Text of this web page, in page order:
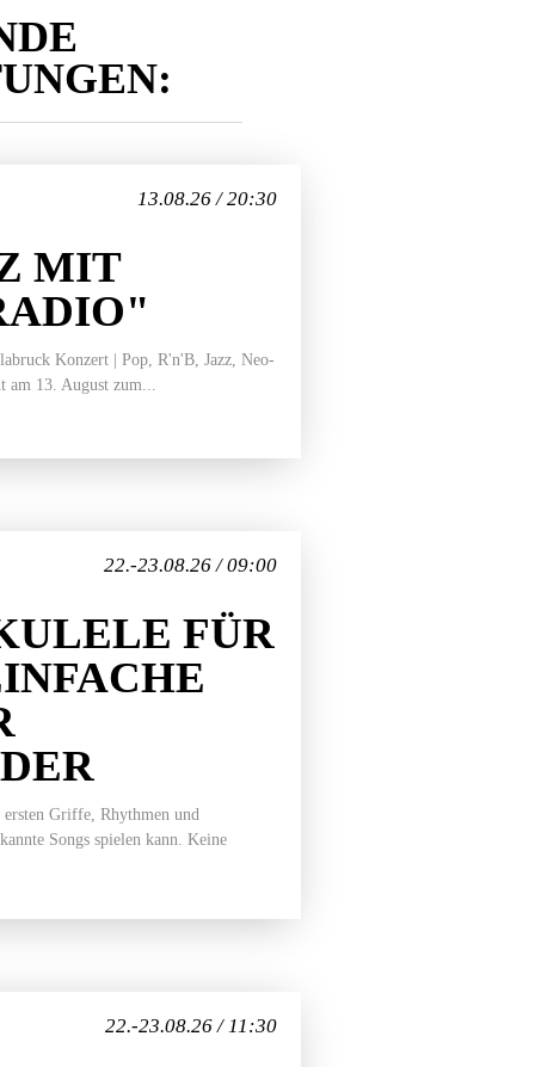
13.08.26 / 20:30
MIT
Konzert | Pop, R'n'B, Jazz, Neo-
13. August zum...
22.-23.08.26 / 09:00
FÜR
Griffe, Rhythmen und
Songs spielen kann. Keine
22.-23.08.26 / 11:30